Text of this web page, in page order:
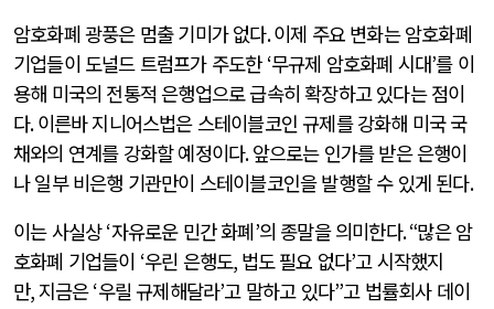
암호화폐 광풍은 멈출 기미가 없다.이제 주요 변화는 암호화폐
기업들이 도널드 트럼프가 주도한 ‘무규제 암호화폐 시대’를 이
용해 미국의 전통적 은행업으로 급속히 확장하고 있다는 점이
다.이른바 지니어스법은 스테이블코인 규제를 강화해 미국 국
채와의 연계를 강화할 예정이다.앞으로는 인가를 받은 은행이
나 일부 비은행 기관만이 스테이블코인을 발행할 수 있게 된다.
이는 사실상‘자유로운 민간 화폐’의 종말을 의미한다. “많은 암
호화폐 기업들이 ‘우린 은행도, 법도 필요 없다’고 시작했지
만, 지금은‘우릴 규제해달라’고 말하고 있다”고 법률회사 데이